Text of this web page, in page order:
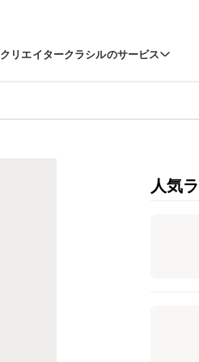
クリエイタークラシルのサービス
人気